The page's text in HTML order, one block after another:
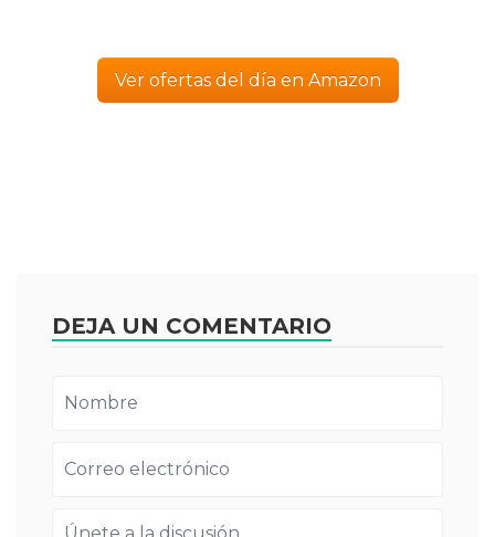
Ver ofertas del día en Amazon
DEJA UN COMENTARIO